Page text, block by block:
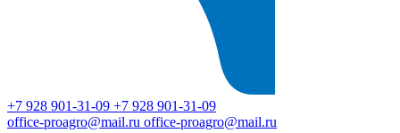
+7 928 901-31-09 +7 928 901-31-09
office-proagro@mail.ru office-proagro@mail.ru